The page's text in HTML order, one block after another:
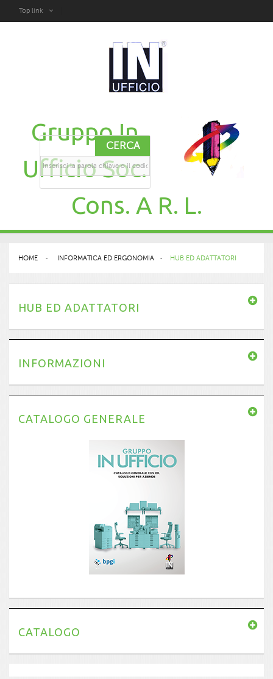
Top link
Gruppo In
Ufficio Soc.
Cons. A R. L.
CERCA
HOME > INFORMATICA ED ERGONOMIA > HUB ED ADATTATORI
HUB ED ADATTATORI
INFORMAZIONI
CATALOGO GENERALE
CATALOGO